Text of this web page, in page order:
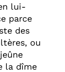
lui-
parce
des
ou
la dîme